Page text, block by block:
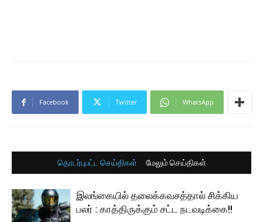
Facebook Twitter WhatsApp
தொடர்புபட்ட செய்திகள் மேலும் செய்திகள்
இலங்கையில் தலைக்கவசத்தால் சிக்கிய
பலர் : காத்திருக்கும் சட்ட நடவடிக்கை!!